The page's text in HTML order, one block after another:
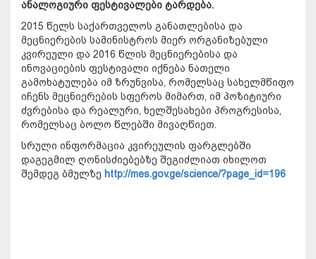
ანალოგიური ფესტივალები ტარდება.
2015 წელს საქართველოს განათლებისა და
მეცნიერების სამინისტროს მიერ ორგანიზებული
კვირეული და 2016 წლის მეცნიერებისა და
ინოვაციების ფესტივალი იქნება ნათელი
გამოხატულება იმ ზრუნვისა, რომელსაც სახელმწიფო
იჩენს მეცნიერების სფეროს მიმართ, იმ პოზიტიური
ძვრებისა და რეალური, ხელშესახები პროგრესისა,
რომელსაც ბოლო წლებში მივაღწიეთ.
სრული ინფორმაცია კვირეულის ფარგლებში
დაგეგმილ ღონისძიებებზე შეგიძლიათ იხილოთ
შემდეგ ბმულზე http://mes.gov.ge/science/?page_id=196